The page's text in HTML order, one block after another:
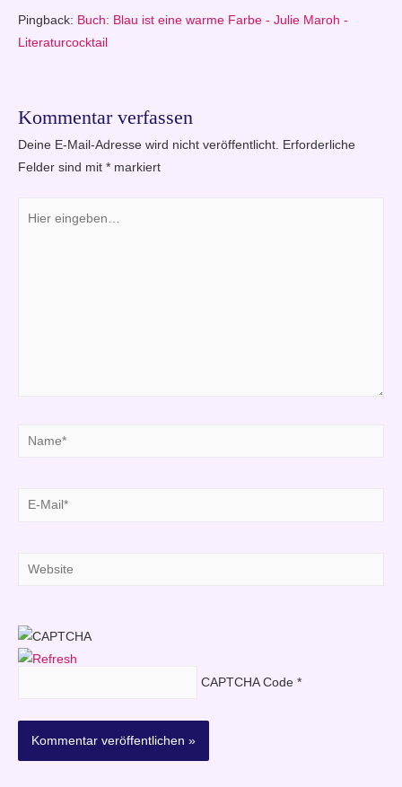
Pingback: Buch: Blau ist eine warme Farbe - Julie Maroh -
Literaturcocktail
Kommentar verfassen
Deine E-Mail-Adresse wird nicht veröffentlicht. Erforderliche
Felder sind mit * markiert
eingeben…
Name*
E-
Website
CAPTCHA Code*